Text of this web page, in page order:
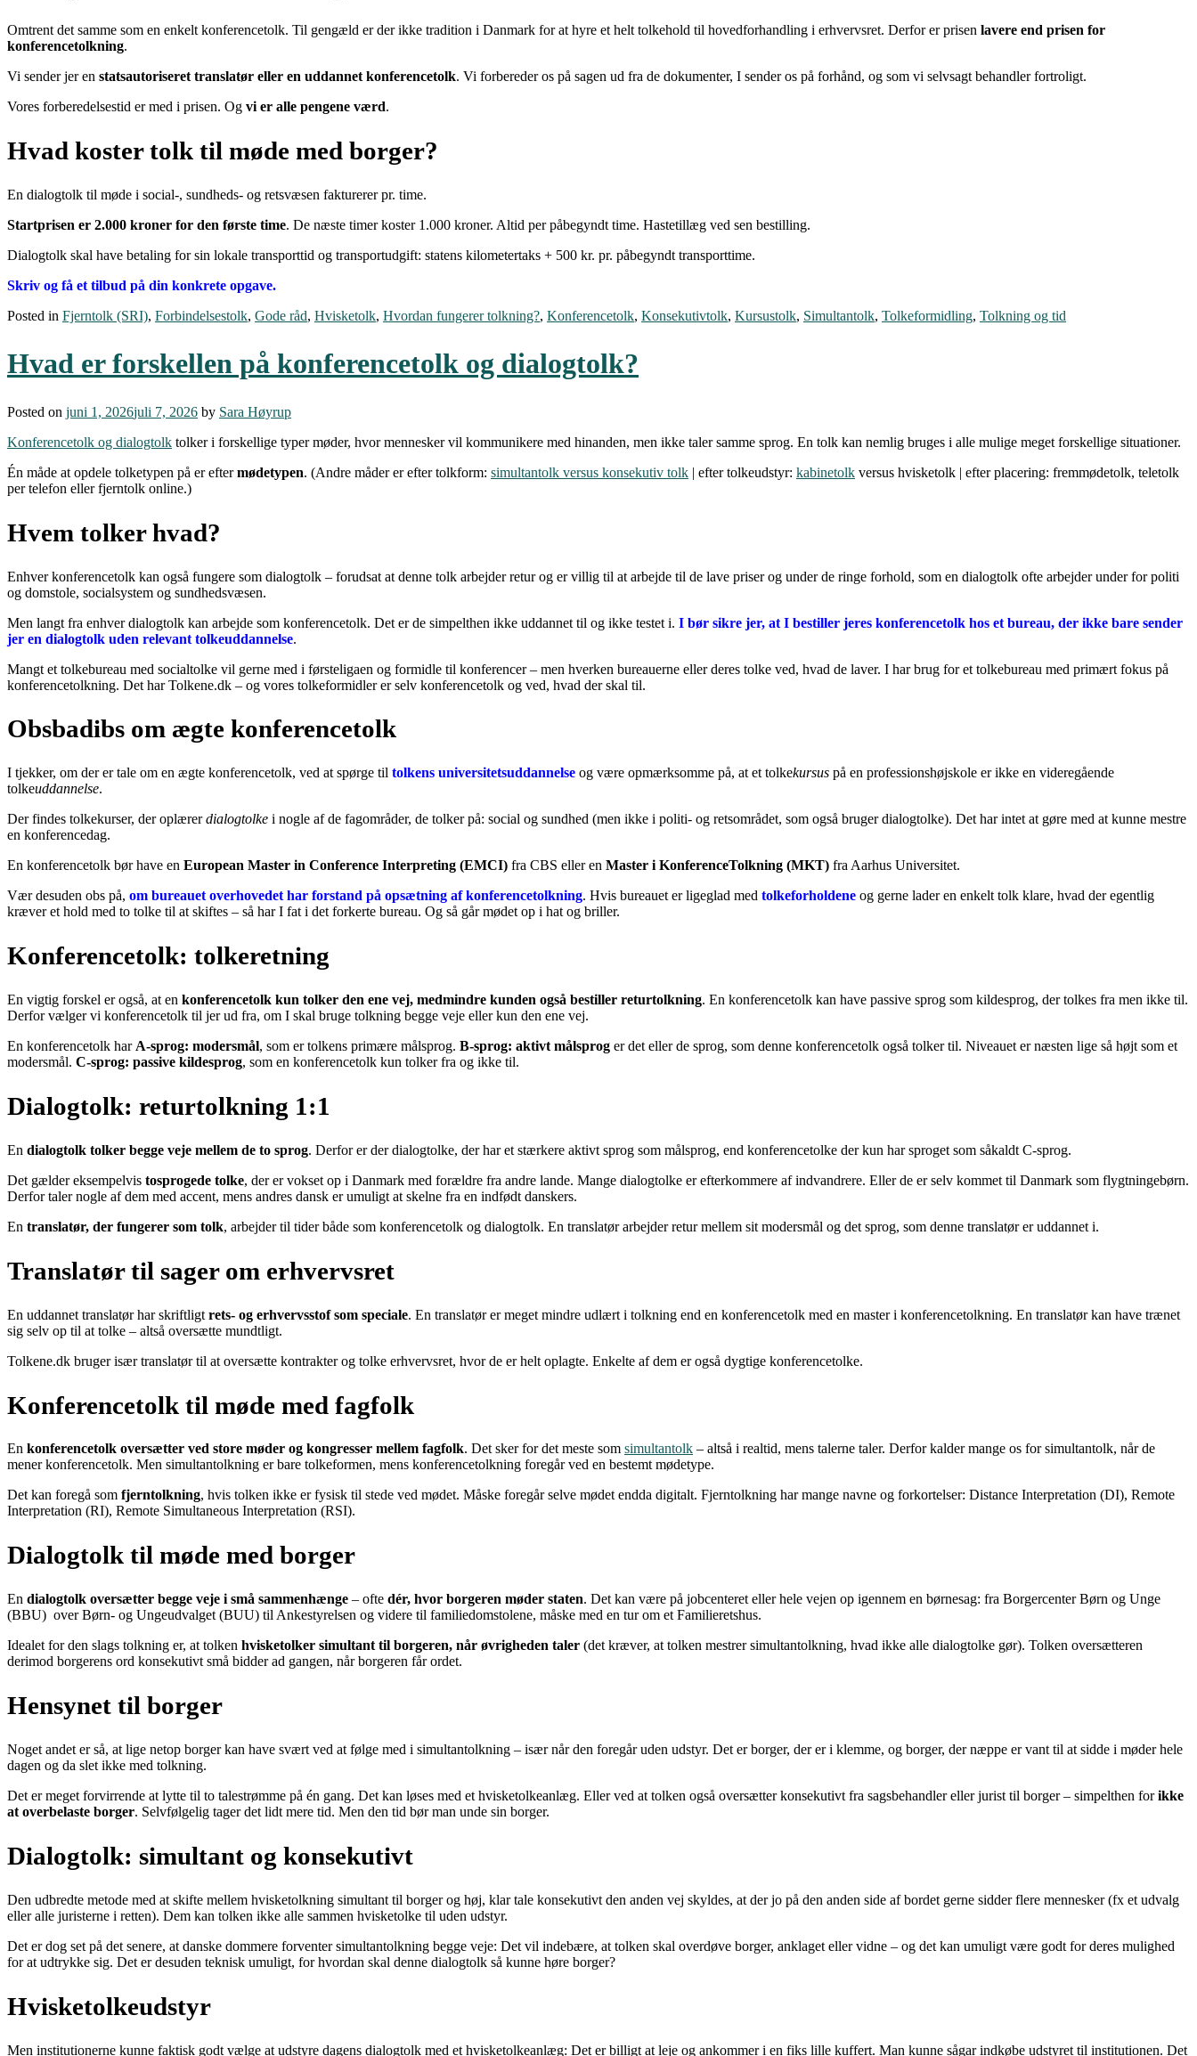
Omtrent det samme som en enkelt konferencetolk. Til gengæld er der ikke tradition i Danmark for at hyre et helt tolkehold til hovedforhandling i erhvervsret. Derfor er prisen lavere end prisen for
konferencetolkning.
Vi sender jer en statsautoriseret translatør eller en uddannet konferencetolk. Vi forbereder os på sagen ud fra de dokumenter, I sender os på forhånd, og som vi selvsagt behandler fortroligt.
Vores forberedelsestid er med i prisen. Og vi er alle pengene værd.
Hvad koster tolk til møde med borger?
En dialogtolk til møde i social-, sundheds- og retsvæsen fakturerer pr. time.
Startprisen er 2.000 kroner for den første time. De næste timer koster 1.000 kroner. Altid per påbegyndt time. Hastetillæg ved sen bestilling.
Dialogtolk skal have betaling for sin lokale transporttid og transportudgift: statens kilometertaks + 500 kr. pr. påbegyndt transporttime.
Skriv og få et tilbud på din konkrete opgave.
Posted in Fjerntolk (SRI), Forbindelsestolk, Gode råd, Hvisketolk, Hvordan fungerer tolkning?, Konferencetolk, Konsekutivtolk, Kursustolk, Simultantolk, Tolkeformidling, Tolkning og tid
Hvad er forskellen på konferencetolk og dialogtolk?
Posted on juni 1, 2026juli 7, 2026 by Sara Høyrup
Konferencetolk og dialogtolk tolker i forskellige typer møder, hvor mennesker vil kommunikere med hinanden, men ikke taler samme sprog. En tolk kan nemlig bruges i alle mulige meget forskellige situationer.
Én måde at opdele tolketypen på er eftermødetypen. (Andre måder er efter tolkform: simultantolk versus konsekutiv tolk | efter tolkeudstyr: kabinetolk versus hvisketolk | efter placering: fremmødetolk, teletolk
per telefon eller fjerntolk online.)
Hvem tolker hvad?
Enhver konferencetolk kan også fungere som dialogtolk – forudsat at denne tolk arbejder retur og er villig til at arbejde til de lave priser og under de ringe forhold, som en dialogtolk ofte arbejder under for politi
og domstole, socialsystem og sundhedsvæsen.
Men langt fra enhver dialogtolk kan arbejde som konferencetolk. Det er de simpelthen ikke uddannet til og ikke testet i. I bør sikre jer, at I bestiller jeres konferencetolk hos et bureau, der ikke bare sender
jer en dialogtolk uden relevant tolkeuddannelse.
Mangt et tolkebureau med socialtolke vil gerne med i førsteligaen og formidle til konferencer – men hverken bureauerne eller deres tolke ved, hvad de laver. I har brug for et tolkebureau med primært fokus på
konferencetolkning. Det har Tolkene.dk – og vores tolkeformidler er selv konferencetolk og ved, hvad der skal til.
Obsbadibs om ægte konferencetolk
I tjekker, om der er tale om en ægte konferencetolk, ved at spørge til tolkens universitetsuddannelse og være opmærksomme på, at et tolkekursus på en professionshøjskole er ikke en videregående
tolkeuddannelse.
Der findes tolkekurser, der oplærerdialogtolke i nogle af de fagområder, de tolker på: social og sundhed (men ikke i politi- og retsområdet, som også bruger dialogtolke). Det har intet at gøre med at kunne mestre
en konferencedag.
En konferencetolk bør have en European Master in Conference Interpreting (EMCI) fra CBS eller en Master i KonferenceTolkning (MKT) fra Aarhus Universitet.
Vær desuden obs på, om bureauet overhovedet har forstand på opsætning af konferencetolkning. Hvis bureauet er ligeglad med tolkeforholdene og gerne lader en enkelt tolk klare, hvad der egentlig
kræver et hold med to tolke til at skiftes – så har I fat i det forkerte bureau. Og så går mødet op i hat og briller.
Konferencetolk: tolkeretning
En vigtig forskel er også, at en konferencetolk kun tolker den ene vej, medmindre kunden også bestiller returtolkning. En konferencetolk kan have passive sprog som kildesprog, der tolkes fra men ikke til.
Derfor vælger vi konferencetolk til jer ud fra, om I skal bruge tolkning begge veje eller kun den ene vej.
En konferencetolk har A-sprog: modersmål, som er tolkens primære målsprog. B-sprog: aktivt målsprog er det eller de sprog, som denne konferencetolk også tolker til. Niveauet er næsten lige så højt som et
modersmål. C-sprog: passive kildesprog, som en konferencetolk kun tolker fra og ikke til.
Dialogtolk: returtolkning 1:1
En dialogtolk tolker begge veje mellem de to sprog. Derfor er der dialogtolke, der har et stærkere aktivt sprog som målsprog, end konferencetolke der kun har sproget som såkaldt C-sprog.
Det gælder eksempelvis tosprogede tolke, der er vokset op i Danmark med forældre fra andre lande. Mange dialogtolke er efterkommere af indvandrere. Eller de er selv kommet til Danmark som flygtningebørn.
Derfor taler nogle af dem med accent, mens andres dansk er umuligt at skelne fra en indfødt danskers.
En translatør, der fungerer som tolk, arbejder til tider både som konferencetolk og dialogtolk. En translatør arbejder retur mellem sit modersmål og det sprog, som denne translatør er uddannet i.
Translatør til sager om erhvervsret
En uddannet translatør har skriftligt rets- og erhvervsstof som speciale. En translatør er meget mindre udlært i tolkning end en konferencetolk med en master i konferencetolkning. En translatør kan have trænet
sig selv op til at tolke – altså oversætte mundtligt.
Tolkene.dk bruger især translatør til at oversætte kontrakter og tolke erhvervsret, hvor de er helt oplagte. Enkelte af dem er også dygtige konferencetolke.
Konferencetolk til møde med fagfolk
En konferencetolk oversætter ved store møder og kongresser mellem fagfolk. Det sker for det meste som simultantolk – altså i realtid, mens talerne taler. Derfor kalder mange os for simultantolk, når de
mener konferencetolk. Men simultantolkning er bare tolkeformen, mens konferencetolkning foregår ved en bestemt mødetype.
Det kan foregå som fjerntolkning, hvis tolken ikke er fysisk til stede ved mødet. Måske foregår selve mødet endda digitalt. Fjerntolkning har mange navne og forkortelser: Distance Interpretation (DI), Remote
Interpretation (RI), Remote Simultaneous Interpretation (RSI).
Dialogtolk til møde med borger
En dialogtolk oversætter begge veje i små sammenhænge – ofte dér, hvor borgeren møder staten. Det kan være på jobcenteret eller hele vejen op igennem en børnesag: fra Borgercenter Børn og Unge
(BBU) over Børn- og Ungeudvalget (BUU) til Ankestyrelsen og videre til familiedomstolene, måske med en tur om et Familieretshus.
Idealet for den slags tolkning er, at tolken hvisketolker simultant til borgeren, når øvrigheden taler (det kræver, at tolken mestrer simultantolkning, hvad ikke alle dialogtolke gør). Tolken oversætteren
derimod borgerens ord konsekutivt små bidder ad gangen, når borgeren får ordet.
Hensynet til borger
Noget andet er så, at lige netop borger kan have svært ved at følge med i simultantolkning – især når den foregår uden udstyr. Det er borger, der er i klemme, og borger, der næppe er vant til at sidde i møder hele
dagen og da slet ikke med tolkning.
Det er meget forvirrende at lytte til to talestrømme på én gang. Det kan løses med et hvisketolkeanlæg. Eller ved at tolken også oversætter konsekutivt fra sagsbehandler eller jurist til borger – simpelthen forikke
at overbelaste borger. Selvfølgelig tager det lidt mere tid. Men den tid bør man unde sin borger.
Dialogtolk: simultant og konsekutivt
Den udbredte metode med at skifte mellem hvisketolkning simultant til borger og høj, klar tale konsekutivt den anden vej skyldes, at der jo på den anden side af bordet gerne sidder flere mennesker (fx et udvalg
eller alle juristerne i retten). Dem kan tolken ikke alle sammen hvisketolke til uden udstyr.
Det er dog set på det senere, at danske dommere forventer simultantolkning begge veje: Det vil indebære, at tolken skal overdøve borger, anklaget eller vidne – og det kan umuligt være godt for deres mulighed
for at udtrykke sig. Det er desuden teknisk umuligt, for hvordan skal denne dialogtolk så kunne høre borger?
Hvisketolkeudstyr
Men institutionerne kunne faktisk godt vælge at udstyre dagens dialogtolk med et hvisketolkeanlæg: Det er billigt at leje og ankommer i en fiks lille kuffert. Man kunne sågar indkøbe udstyret til institutionen. Det